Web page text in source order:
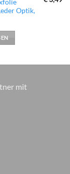
Optik,
mit